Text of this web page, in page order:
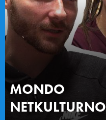
MONDO
NETKULTURNO